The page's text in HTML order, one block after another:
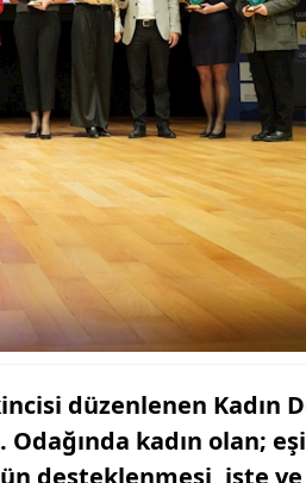
düzenlenen Kadın
kadın olan;